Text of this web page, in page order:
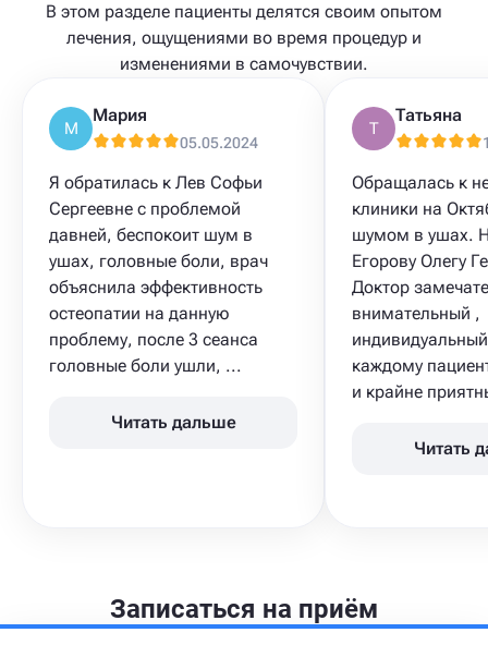
В этом разделе пациенты делятся своим опытом
лечения, ощущениями во время процедур и
изменениями в самочувствии.
М
Мария
05.05.2024
Я обратилась к Лев Софьи
Сергеевне с проблемой
давней, беспокоит шум в
ушах, головные боли, врач
объяснила эффективность
остеопатии на данную
проблему, после 3 сеанса
головные боли ушли, ...
Читать дальше
Т
Татьяна
Обращалась к
клиники на
шумом в ушах.
Егорову Олегу
Доктор
внимательный ,
каждому
и крайне
Читать
Записаться на приём